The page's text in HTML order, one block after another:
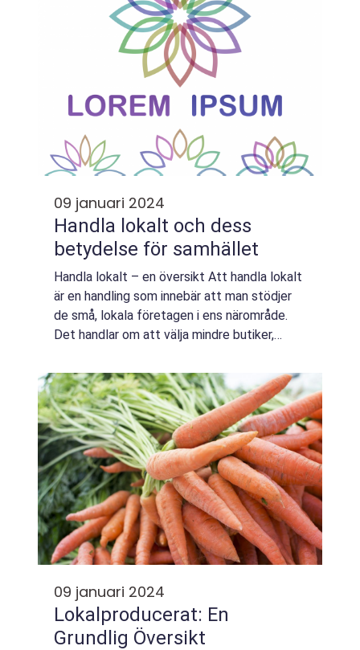
09 januari 2024
Handla lokalt och dess
betydelse för samhället
Handla lokalt – en översikt Att handla lokalt
är en handling som innebär att man stödjer
de små, lokala företagen i ens närområde.
Det handlar om att välja mindre butiker,
för de stora kedjorna och ...
09 januari 2024
Lokalproducerat: En
Grundlig Översikt